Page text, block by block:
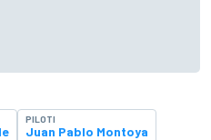
PILOTI
Juan Pablo Montoya